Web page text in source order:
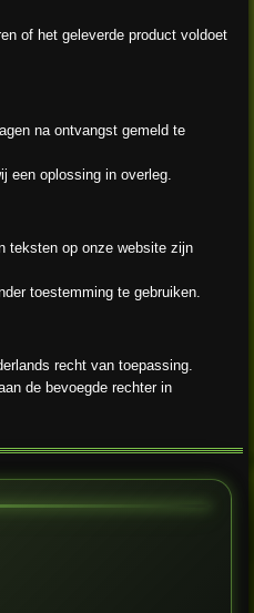
of het geleverde product voldoet
na ontvangst gemeld te
een oplossing in overleg.
teksten op onze website zijn
toestemming te gebruiken.
recht van toepassing.
de bevoegde rechter in